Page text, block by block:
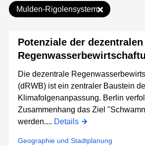
Mulden-Rigolensystem
Potenziale der dezentralen
Die dezentrale
(dRWB) ist ein zentraler Baustein
Klimafolgenanpassung. Berlin
Zusammenhang das Ziel
werden.... Details
Geographie und Stadtplanung